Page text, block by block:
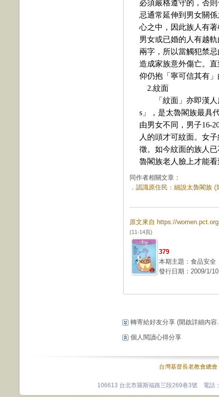
必須嚴格遵守的，否
忌通常延伸到男女關
心之中，因此族人有
男女或已婚的人有越
兩字，所以當觸犯禁
造成家族意外傷亡。
仰仍抱「寧可信其有
2.紋面
「紋面」亦即漢
s 」，是太魯閣族最具
由男女不同，男子16-
人的頭才可紋面。女
徵。如今紋面的族人
魯閣族老人臉上才能
同作者相關文章：
． 認識原住民：細說太魯閣族 (
原文來自 https://
(11-14頁)
379
本期主題：食品安全
發行日期：2009/1/10
轉寄給好友分享 (開啟詳細內容
個人閱讀心得分享
台灣基督長老教會總會
106613 台北市羅斯福路三段269巷3號 電